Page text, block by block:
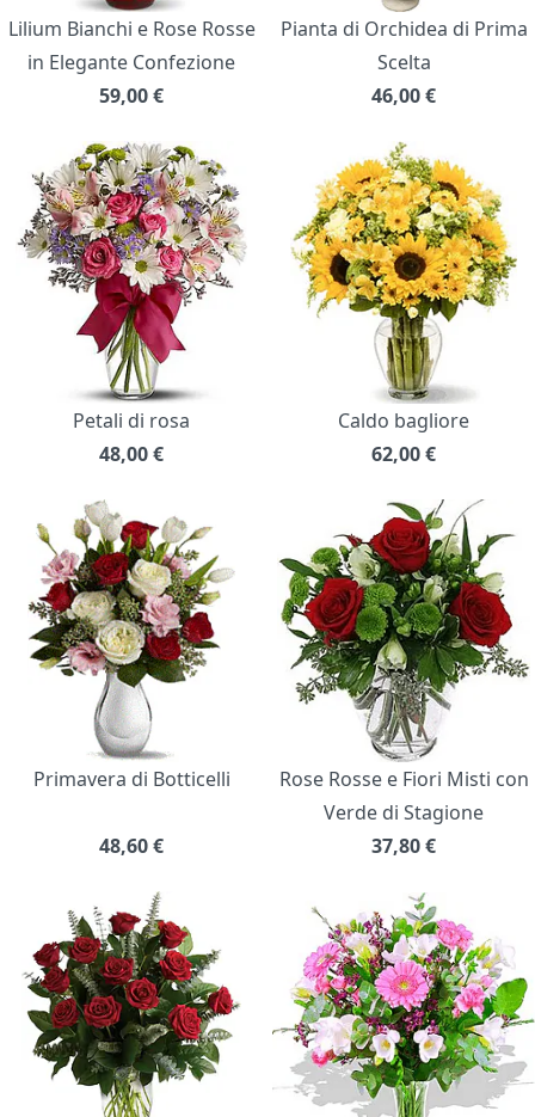
Lilium Bianchi e Rose Rosse
in Elegante Confezione
59,00€
Pianta di Orchidea di Prima
Scelta
46,00€
Petali di rosa
48,00€
Caldo bagliore
62,00€
Primavera di Botticelli
48,60€
Rose Rosse e Fiori Misti con
Verde di Stagione
37,80€